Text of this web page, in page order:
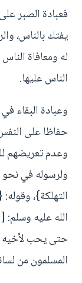
فعبادة الصبر
يفتك بالناس،
له ومعافاة
الناس عليها.
وعبادة البقاء
حفاظا على
وعدم تعريضهم
ولرسوله في نحو
التهلكة}،
الله عليه
حتى يحب لأخيه
المسلمون من